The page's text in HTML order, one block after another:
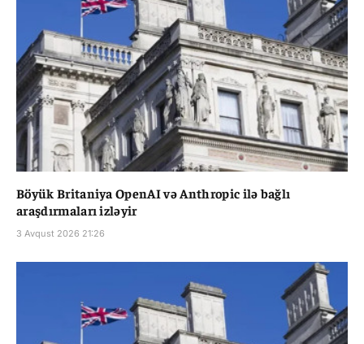
Böyük Britaniya OpenAI və Anthropic ilə bağlı
araşdırmaları izləyir
3 Avqust 2026 21:26